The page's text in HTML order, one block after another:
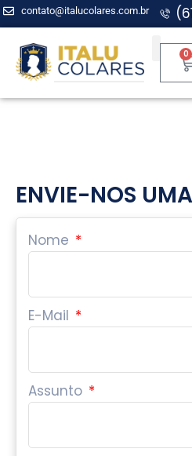
contato@italucolares.com.br
0
ENVIE-NOS
Nome
E-Mail
Assunto